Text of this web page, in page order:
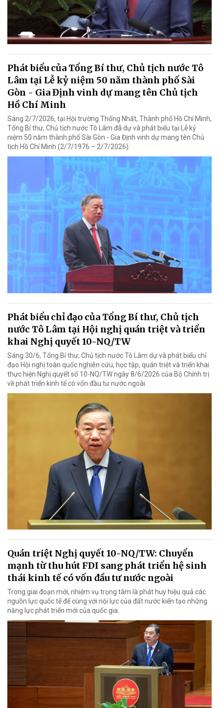
Phát biểu của Tổng Bí thư, Chủ tịch nước Tô
Lâm tại Lễ kỷ niệm 50 năm thành phố Sài
Gòn - Gia Định vinh dự mang tên Chủ tịch
Hồ Chí Minh
Sáng 2/7/2026, tại Hội trường Thống Nhất, Thành phố Hồ Chí Minh,
Tổng Bí thư, Chủ tịch nước Tô Lâm đã dự và phát biểu tại Lễ kỷ
niệm 50 năm thành phố Sài Gòn - Gia Định vinh dự mang tên Chủ
tịch Hồ Chí Minh (2/7/1976 – 2/7/2026).
Phát biểu chỉ đạo của Tổng Bí thư, Chủ tịch
nước Tô Lâm tại Hội nghị quán triệt và triển
khai Nghị quyết 10-NQ/TW
Sáng 30/6, Tổng Bí thư, Chủ tịch nước Tô Lâm dự và phát biểu chỉ
đạo Hội nghị toàn quốc nghiên cứu, học tập, quán triệt và triển khai
thực hiện Nghị quyết số 10-NQ/TW ngày 8/6/2026 của Bộ Chính trị
về phát triển kinh tế có vốn đầu tư nước ngoài.
Quán triệt Nghị quyết 10-NQ/TW: Chuyển
mạnh từ thu hút FDI sang phát triển hệ sinh
thái kinh tế có vốn đầu tư nước ngoài
Trong giai đoạn mới, nhiệm vụ trọng tâm là phát huy hiệu quả các
nguồn lực quốc tế để cùng với nội lực của đất nước kiến tạo những
năng lực phát triển mới của quốc gia.